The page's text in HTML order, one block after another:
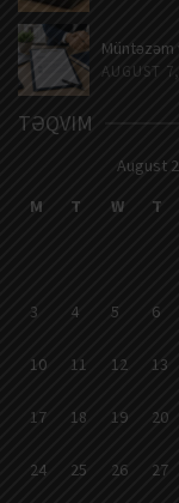
AUGUST
TƏQVIM
August
M
T W T
3 4 5 6
10 11 12 13
17 18 19 20
24 25 26 27